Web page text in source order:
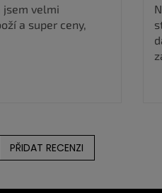
odeslání, boty
takže můžu jen
si ještě nějaké boty
PŘIDAT RECENZI